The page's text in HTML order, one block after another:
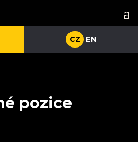
CZ EN
CZ EN
pozice